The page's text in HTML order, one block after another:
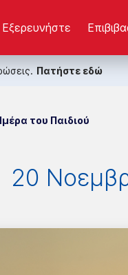
Πατήστε εδώ
Εξερευνήστε
του Παιδιού
20